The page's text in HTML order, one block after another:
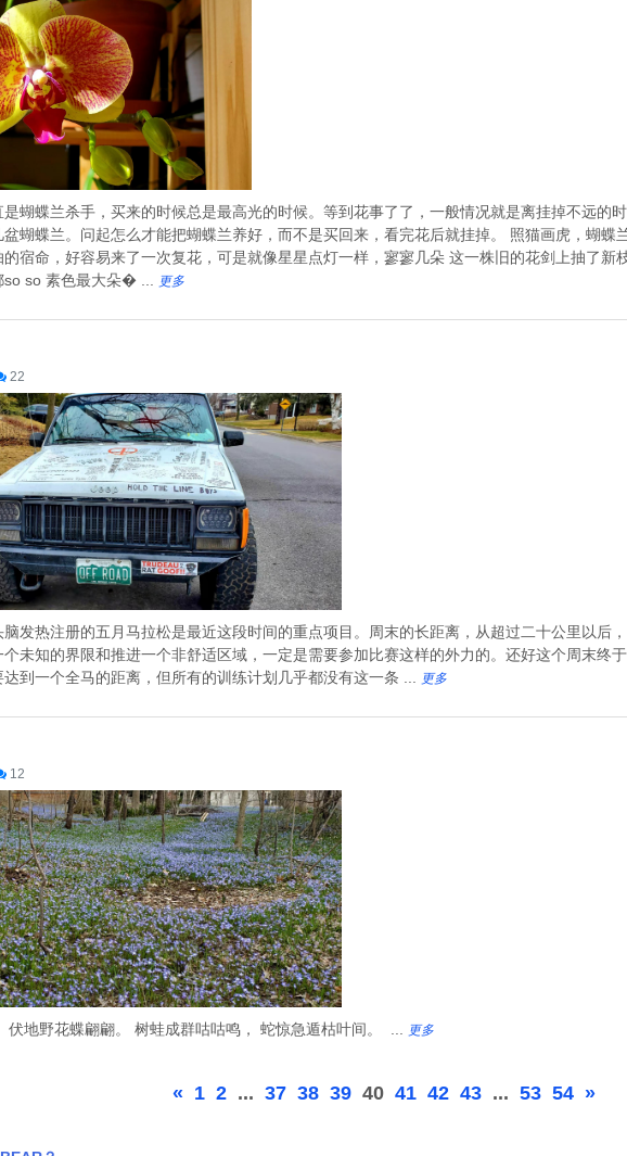
蝴蝶兰杀手，买来的时候总是最高光的时候。等到花事了了，一般情况就是离挂掉不远的
盆蝴蝶兰。问起怎么才能把蝴蝶兰养好，而不是买回来，看完花后就挂掉。 照猫画虎，蝴蝶
宿命，好容易来了一次复花，可是就像星星点灯一样，寥寥几朵 这一株旧的花剑上抽了新
so so 素色最大朵� ...
更多
22
发热注册的五月马拉松是最近这段时间的重点项目。周末的长距离，从超过二十公里以后
未知的界限和推进一个非舒适区域，一定是需要参加比赛这样的外力的。还好这个周末终
到一个全马的距离，但所有的训练计划几乎都没有这一条 ...
更多
12
伏地野花蝶翩翩。 树蛙成群咕咕鸣， 蛇惊急遁枯叶间。 ... 更多
« 1 2 ... 37 38 39 40 41 42 43 ... 53 54 »